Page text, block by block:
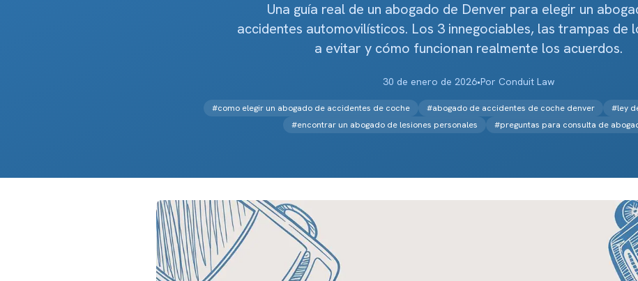
Una guía real de un abogado de Denver para elegir un
accidentes automovilísticos. Los 3 innegociables, las trampas de
a evitar y cómo funcionan realmente los acuerdos.
30 de enero de 2026•Por Conduit Law
#como elegir un abogado de accidentes de coche #abogado de accidentes de coche denver #ley
#encontrar un abogado de lesiones personales #preguntas para consulta de